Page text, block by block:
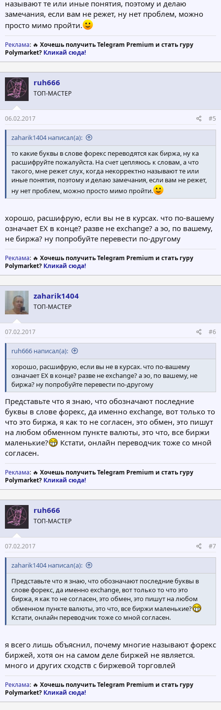
называют те или иные понятия, поэтому и делаю
замечания, если вам не режет, ну нет проблем, можно
просто мимо пройти.
Реклама: 🔥 Хочешь получить Telegram Premium и стать гуру
Polymarket? Кликай сюда!
ruh666
ТОП-МАСТЕР
06.02.2017 #5
zaharik1404 написал(а):
то какие буквы в слове форекс переводятся как биржа, ну ка
расшифруйте пожалуйста. На счет цепляюсь к словам, а что
такого, мне режет слух, когда некорректно называют те или
иные понятия, поэтому и делаю замечания, если вам не режет,
ну нет проблем, можно просто мимо пройти.
хорошо, расшифрую, если вы не в курсах. что по-вашему
означает EX в конце? разве не exchange? а эо, по вашему,
не биржа? ну попробуйте перевести по-другому
Реклама: 🔥 Хочешь получить Telegram Premium и стать гуру
Polymarket? Кликай сюда!
zaharik1404
ТОП-МАСТЕР
07.02.2017 #6
ruh666 написал(а):
хорошо, расшифрую, если вы не в курсах. что по-вашему
означает EX в конце? разве не exchange? а эо, по вашему, не
биржа? ну попробуйте перевести по-другому
Представьте что я знаю, что обозначают последние
буквы в слове форекс, да именно exchange, вот только то
что это биржа, я как то не согласен, это обмен, это пишут
на любом обменном пункте валюты, это что, все биржи
маленькие?
Кстати, онлайн переводчик тоже со мной
согласен.
Реклама: 🔥 Хочешь получить Telegram Premium и стать гуру
Polymarket? Кликай сюда!
ruh666
ТОП-МАСТЕР
07.02.2017 #7
zaharik1404 написал(а):
Представьте что я знаю, что обозначают последние буквы в
слове форекс, да именно exchange, вот только то что это
биржа, я как то не согласен, это обмен, это пишут на любом
обменном пункте валюты, это что, все биржи маленькие?
Кстати, онлайн переводчик тоже со мной согласен.
я всего лишь объяснил, почему многие называют форекс
биржей, хотя он на самом деле биржей не является.
много и других сходств с биржевой торговлей
Реклама: 🔥 Хочешь получить Telegram Premium и стать гуру
Polymarket? Кликай сюда!